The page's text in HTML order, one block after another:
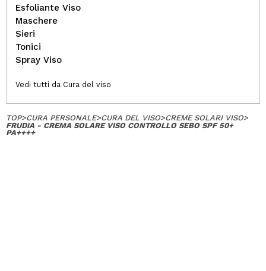
Esfoliante Viso
Maschere
Sieri
Tonici
Spray Viso
Vedi tutti da Cura del viso
TOP>CURA PERSONALE>CURA DEL VISO>CREME SOLARI VISO>
FRUDIA - CREMA SOLARE VISO CONTROLLO SEBO SPF 50+
PA++++